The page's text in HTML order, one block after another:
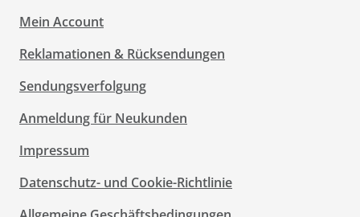
Mein Account
Reklamationen & Rücksendungen
Sendungsverfolgung
Anmeldung für Neukunden
Impressum
Datenschutz- und Cookie-Richtlinie